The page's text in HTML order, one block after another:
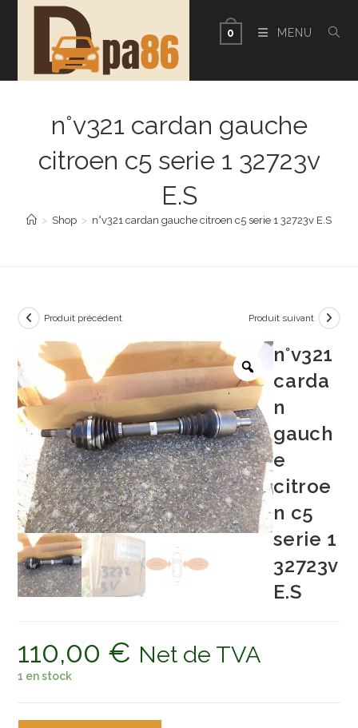
0 MENU
n°v321 cardan gauche
citroen c5 serie 1 32723v
E.S
> Shop > n°v321 cardan gauche citroen c5 serie 1 32723v E.S
Produit précédent Produit suivant
n°v321
carda
n
gauch
e
citroe
n c5
serie 1
32723v
E.S
110,00 € Net de TVA
1 en stock